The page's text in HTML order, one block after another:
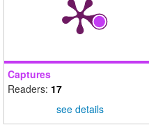
Captures
Readers: 17
see details